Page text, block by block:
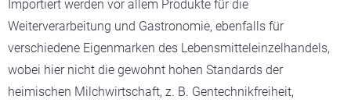
Importiert werden vor allem Produkte für die
Weiterverarbeitung und Gastronomie, ebenfalls für
verschiedene Eigenmarken des Lebensmitteleinzelhandels,
wobei hier nicht die gewohnt hohen Standards der
heimischen Milchwirtschaft, z. B. Gentechnikfreiheit,